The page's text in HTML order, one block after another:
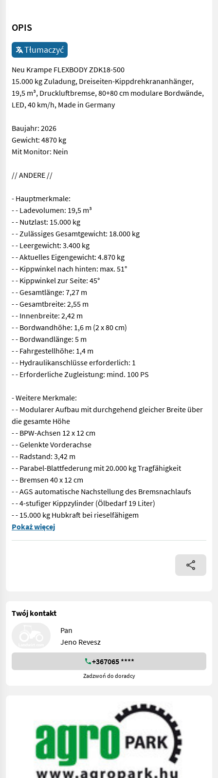
OPIS
Tłumaczyć
Neu Krampe FLEXBODY ZDK18-500
15.000 kg Zuladung, Dreiseiten-Kippdrehkrananhänger,
19,5 m³, Druckluftbremse, 80+80 cm modulare Bordwände,
LED, 40 km/h, Made in Germany
Baujahr: 2026
Gewicht: 4870 kg
Mit Monitor: Nein
// ANDERE //
- Hauptmerkmale:
- - Ladevolumen: 19,5 m³
- - Nutzlast: 15.000 kg
- - Zulässiges Gesamtgewicht: 18.000 kg
- - Leergewicht: 3.400 kg
- - Aktuelles Eigengewicht: 4.870 kg
- - Kippwinkel nach hinten: max. 51°
- - Kippwinkel zur Seite: 45°
- - Gesamtlänge: 7,27 m
- - Gesamtbreite: 2,55 m
- - Innenbreite: 2,42 m
- - Bordwandhöhe: 1,6 m (2 x 80 cm)
- - Bordwandlänge: 5 m
- - Fahrgestellhöhe: 1,4 m
- - Hydraulikanschlüsse erforderlich: 1
- - Erforderliche Zugleistung: mind. 100 PS
- Weitere Merkmale:
- - Modularer Aufbau mit durchgehend gleicher Breite über
die gesamte Höhe
- - BPW-Achsen 12 x 12 cm
- - Gelenkte Vorderachse
- - Radstand: 3,42 m
- - Parabel-Blattfederung mit 20.000 kg Tragfähigkeit
- - Bremsen 40 x 12 cm
- - AGS automatische Nachstellung des Bremsnachlaufs
- - 4-stufiger Kippzylinder (Ölbedarf 19 Liter)
- - 15.000 kg Hubkraft bei rieselfähigem
Neu Krampe FLEXBODY ZDK18-500 15.000 kg Zuladung,
Pokaż więcej
Twój kontakt
Pan
Jeno Revesz
+367065 ****
Zadzwoń do doradcy